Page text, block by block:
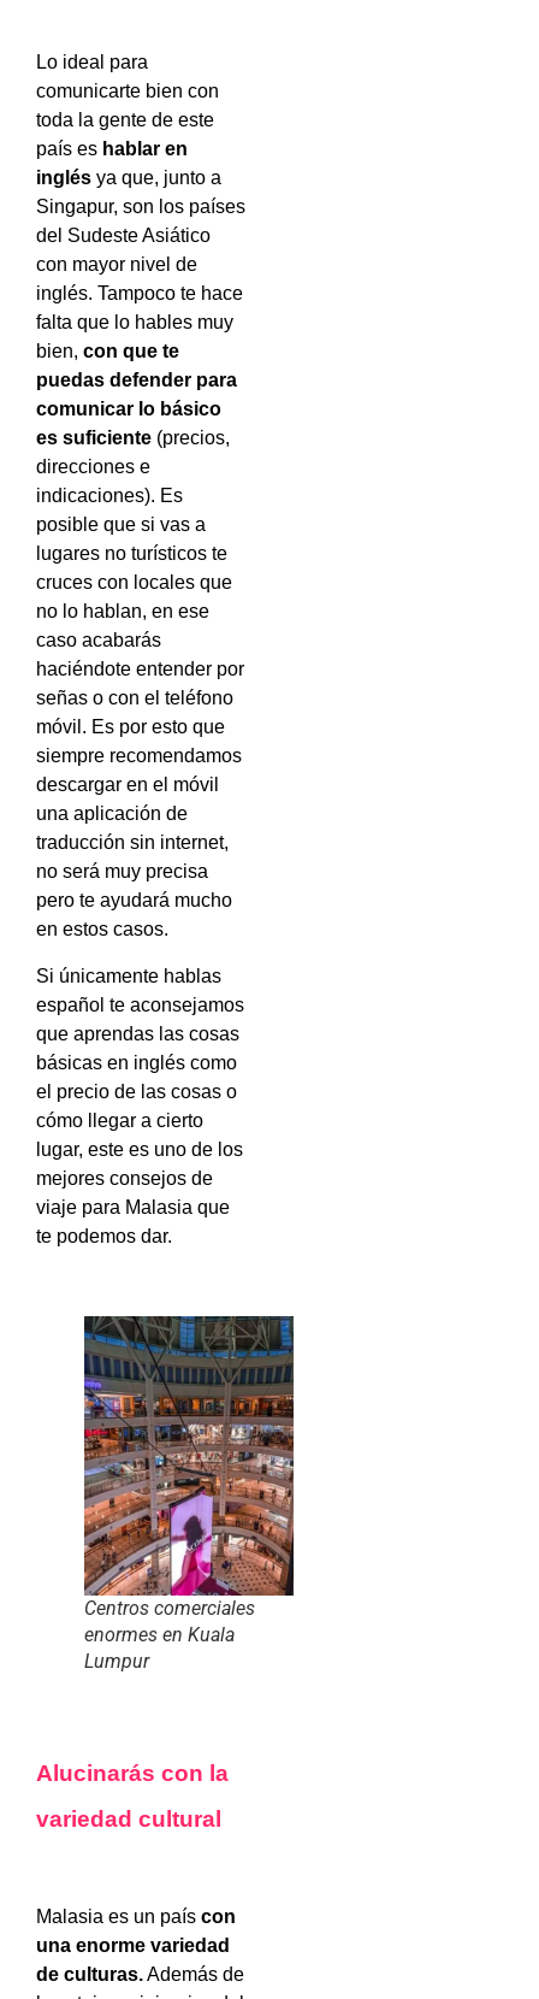
Lo ideal para
comunicarte bien con
toda la gente de este
país es hablar en
inglés ya que, junto a
Singapur, son los países
del Sudeste Asiático
con mayor nivel de
inglés. Tampoco te hace
falta que lo hables muy
bien, con que te
puedas defender para
comunicar lo básico
es suficiente (precios,
direcciones e
indicaciones). Es
posible que si vas a
lugares no turísticos te
cruces con locales que
no lo hablan, en ese
caso acabarás
haciéndote entender por
señas o con el teléfono
móvil. Es por esto que
siempre recomendamos
descargar en el móvil
una aplicación de
traducción sin internet,
no será muy precisa
pero te ayudará mucho
en estos casos.
Si únicamente hablas
español te aconsejamos
que aprendas las cosas
básicas en inglés como
el precio de las cosas o
cómo llegar a cierto
lugar, este es uno de los
mejores consejos de
viaje para Malasia que
te podemos dar.
Centros comerciales
enormes en Kuala
Lumpur
Alucinarás con la
variedad cultural
Malasia es un país con
una enorme variedad
de culturas.Además de